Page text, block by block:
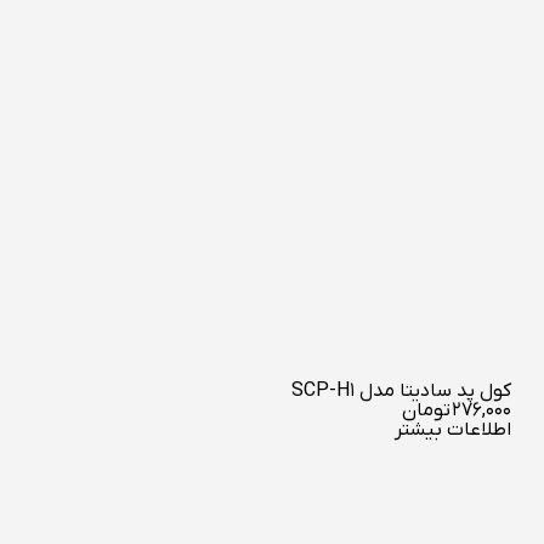
کول پد سادیتا مدل SCP-H1
۲۷۶,۰۰۰تومان
اطلاعات بیشتر